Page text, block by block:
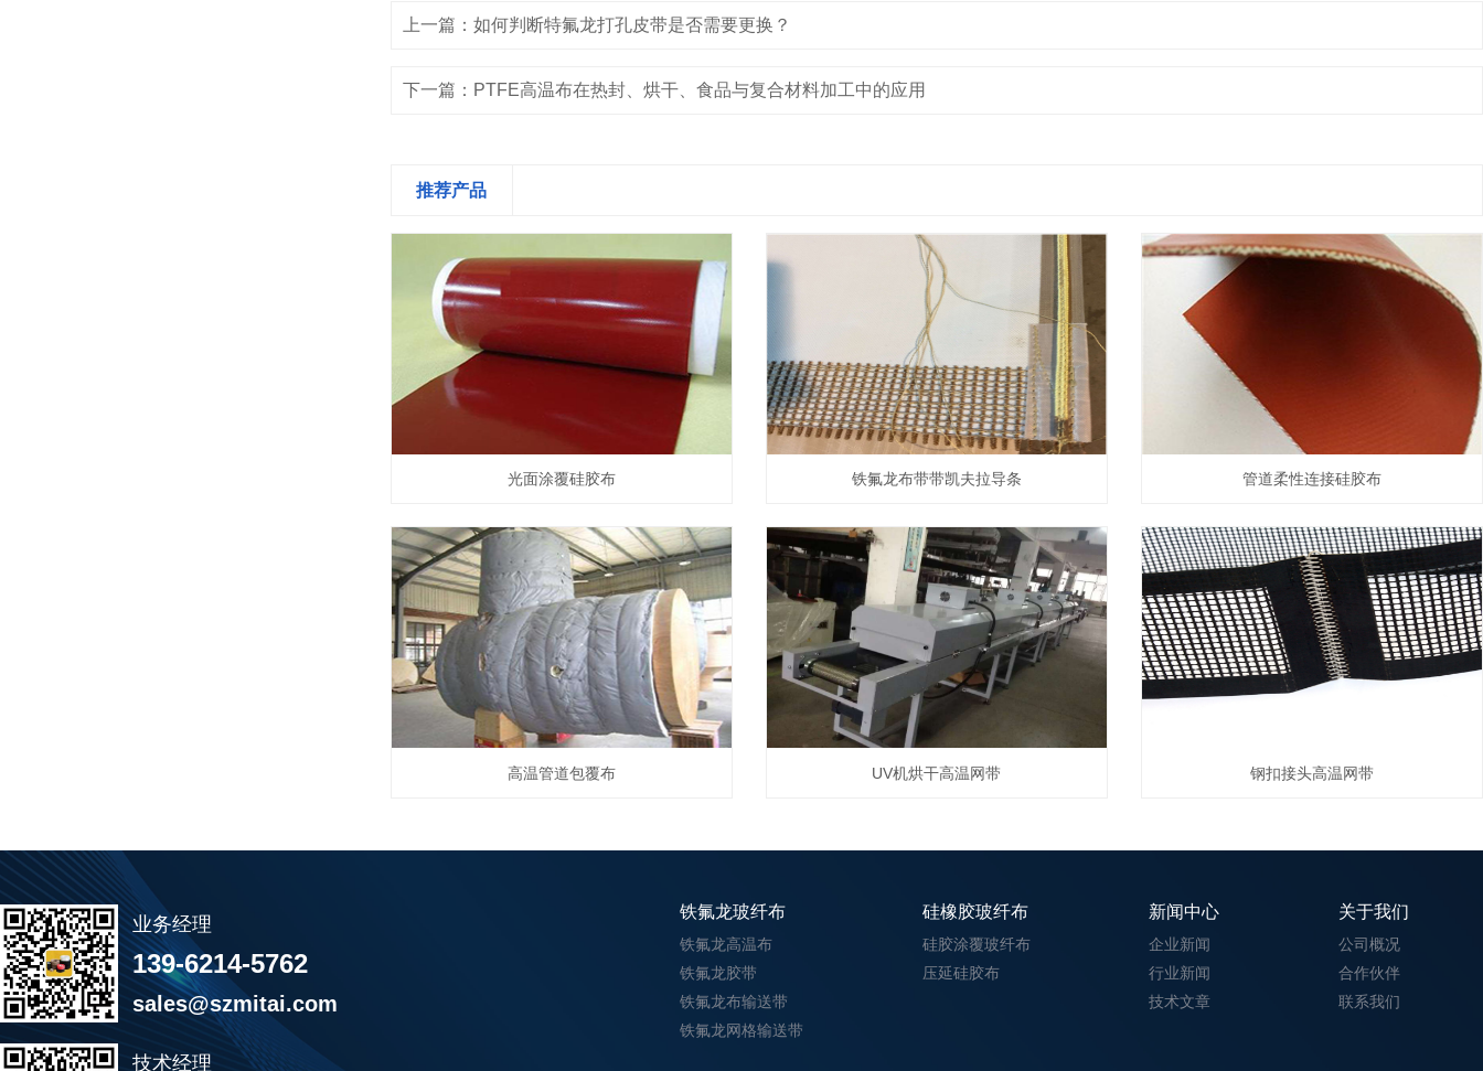
上一篇：如何判断特氟龙打孔皮带是否需要更换？
下一篇：PTFE高温布在热封、烘干、食品与复合材料加工中的应用
推荐产品
光面涂覆硅胶布 铁氟龙布带带凯夫拉导条 管道柔性连接硅胶布
高温管道包覆布 UV机烘干高温网带 钢扣接头高温网带
关于我们
公司概况
合作伙伴
联系我们
新闻中心
企业新闻
行业新闻
技术文章
硅橡胶玻纤布
硅胶涂覆玻纤布
压延硅胶布
铁氟龙玻纤布
铁氟龙高温布
铁氟龙胶带
铁氟龙布输送带
铁氟龙网格输送带
业务经理
139-6214-5762
sales@szmitai.com
技术经理